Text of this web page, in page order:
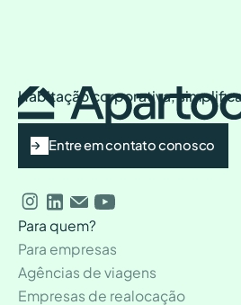
Habitação corporativa,
Entre em contato conosco
Para quem?
Para empresas
Agências de viagens
Empresas de realocação